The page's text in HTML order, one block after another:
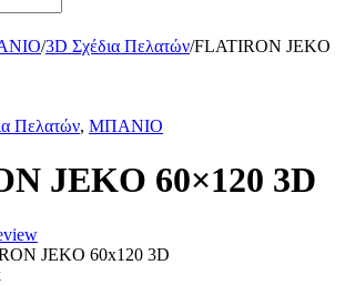
/3D Σχέδια Πελατών/FLATIRON JEKO
Πελατών, ΜΠΑΝΙΟ
JEKO 60×120 3D
JEKO 60x120 3D